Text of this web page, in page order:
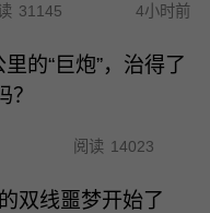
31145 4小时前
的“巨炮”，治得了
？
阅读 14023
双线噩梦开始了